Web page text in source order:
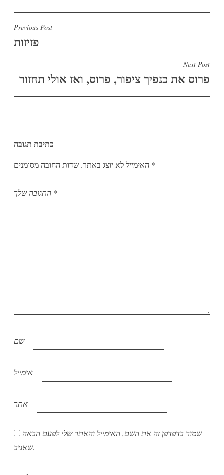
ניווט
Previous Post
פזיזות
Next Post
פרוס את כנפיך ציפור, פרוס, ואז אולי תחזור
כתיבת תגובה
האימייל לא יוצג באתר. *
*
שם
אימייל
אתר
שמור בדפדפן זה את השם, האימייל והאתר שלי לפעם הבאה
שאגיב.